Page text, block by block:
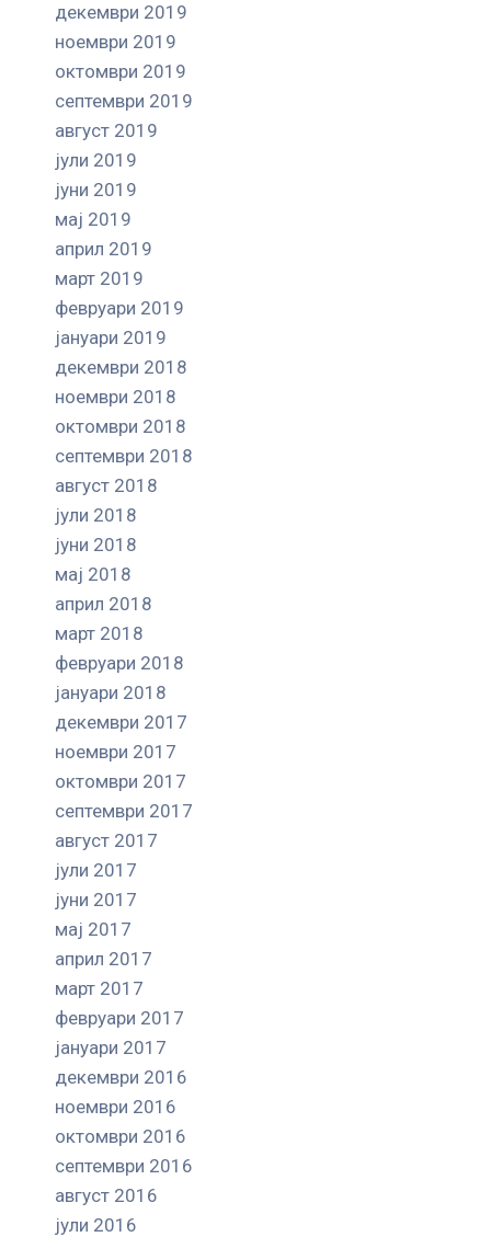
декември 2019
ноември 2019
октомври 2019
септември 2019
август 2019
јули 2019
јуни 2019
мај 2019
април 2019
март 2019
февруари 2019
јануари 2019
декември 2018
ноември 2018
октомври 2018
септември 2018
август 2018
јули 2018
јуни 2018
мај 2018
април 2018
март 2018
февруари 2018
јануари 2018
декември 2017
ноември 2017
октомври 2017
септември 2017
август 2017
јули 2017
јуни 2017
мај 2017
април 2017
март 2017
февруари 2017
јануари 2017
декември 2016
ноември 2016
октомври 2016
септември 2016
август 2016
јули 2016